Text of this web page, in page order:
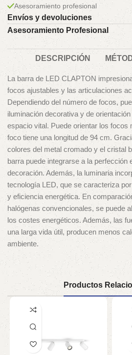
Asesoramiento profesional
Envíos y devoluciones
Asesoramiento Profesional
DESCRIPCIÓN
La barra de LED CLAPTON
focos ajustables y las articulaciones
Dependiendo del número de focos,
iluminación decorativa y de
espacio vital. Puede orientar los focos
foco tiene una longitud de 94 cm.
colores del metal cromado y el cristal
barra puede integrarse a la perfección
decoración. Además, la luminaria
tecnología LED, que se caracteriza
y eficiencia energética. En
halógenas convencionales, se puede
los costes energéticos. Además, las
una larga vida útil, producen menos
ambiente.
Productos